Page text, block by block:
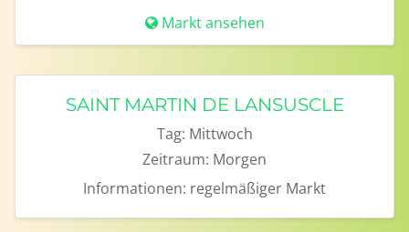
Markt ansehen
SAINT MARTIN DE LANSUSCLE
Tag: Mittwoch
Zeitraum: Morgen
Informationen: regelmäßiger Markt